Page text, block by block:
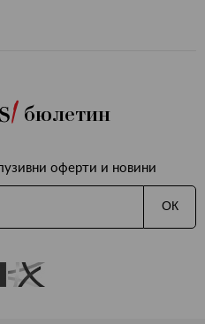
бюлетин
оферти и новини
ОК